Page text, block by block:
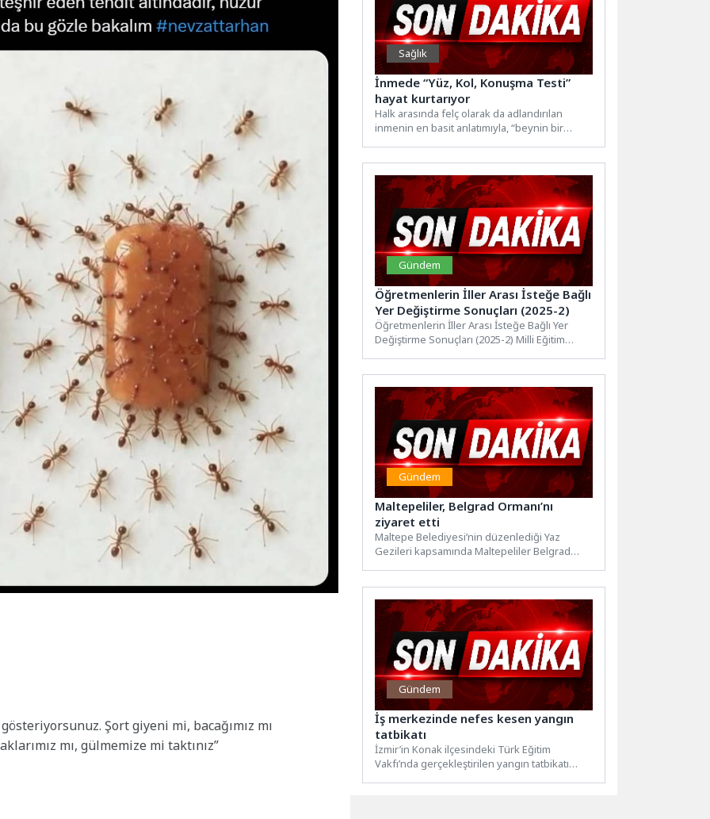
Şort giyeni mi, bacağımız mı
mı, gülmemize mi taktınız”
Sağlık
İnmede “Yüz, Kol, Konuşma Testi”
hayat kurtarıyor
Halk arasında felç olarak da adlandırılan
inmenin en basit anlatımıyla, “beynin bir
Gündem
Öğretmenlerin İller Arası İsteğe Bağlı
Yer Değiştirme Sonuçları (2025-2)
Öğretmenlerin İller Arası İsteğe Bağlı Yer
Değiştirme Sonuçları (2025-2) Milli Eğitim
Gündem
Maltepeliler, Belgrad Ormanı’nı
ziyaret etti
Maltepe Belediyesi’nin düzenlediği Yaz
Gezileri kapsamında Maltepeliler Belgrad
Gündem
İş merkezinde nefes kesen yangın
tatbikatı
İzmir’in Konak ilçesindeki Türk Eğitim
Vakfı’nda gerçekleştirilen yangın tatbikatı